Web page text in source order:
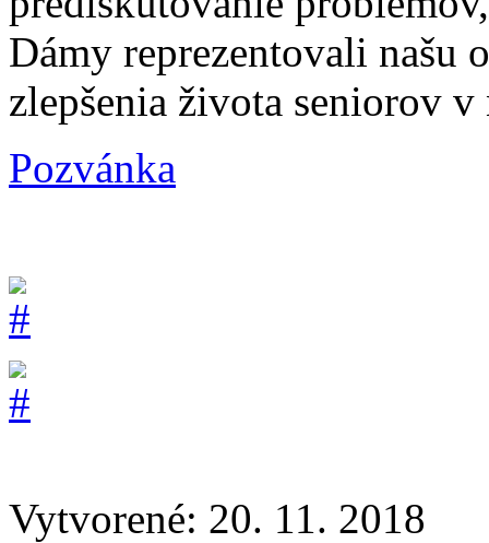
Dámy reprezentovali našu
zlepšenia života seniorov
Pozvánka
Vytvorené: 20. 11. 2018